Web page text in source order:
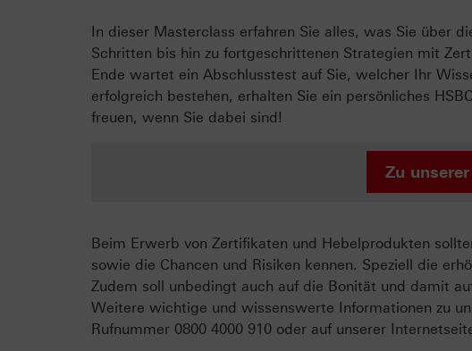
In dieser Masterclass erfahren Sie alles, was Sie über
Schritten bis hin zu fortgeschrittenen Strategien mit
Ende wartet ein Abschlusstest auf Sie, welcher Ihr
erfolgreich bestehen, erhalten Sie ein persönliches
freuen, wenn Sie dabei sind!
Zu
Beim Erwerb von Zertifikaten und Hebelprodukten
sowie die Chancen und Risiken kennen. Speziell die
Zudem soll unbedingt auch auf die Bonität und damit
Weitere wichtige und wissenswerte Informationen zu
Rufnummer 0800 4000 910 oder auf unserer